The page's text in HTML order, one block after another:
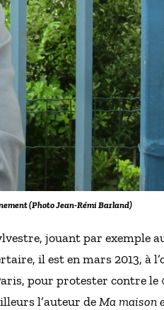
(Photo Jean-Rémi Barland)
jouant par exemple
il est en mars 2013, à
pour protester contre le
l’auteur deMa maison